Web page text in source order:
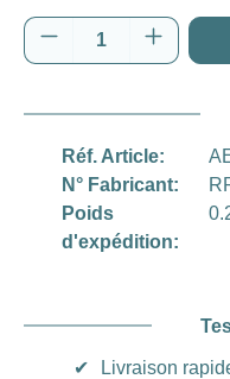
Quantité de
Réf. Article:
N° Fabricant:
Poids
d'expédition:
✔
Livraison